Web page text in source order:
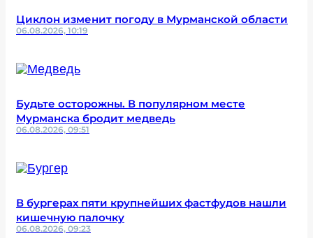
Циклон изменит погоду в Мурманской области
06.08.2026, 10:19
Будьте осторожны. В популярном месте
Мурманска бродит медведь
06.08.2026, 09:51
В бургерах пяти крупнейших фастфудов нашли
кишечную палочку
06.08.2026, 09:23